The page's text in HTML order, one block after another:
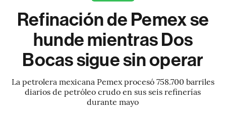
Refinación de Pemex se
hunde mientras Dos
Bocas sigue sin operar
La petrolera mexicana Pemex procesó 758.700 barriles
diarios de petróleo crudo en sus seis refinerías
durante mayo